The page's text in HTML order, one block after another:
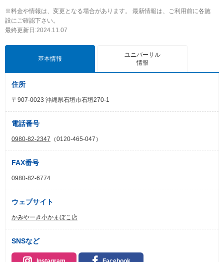
※料金や情報は、変更となる場合があります。 最新情報は、ご利用前に各施
設にご確認下さい。
最終更新日:2024.11.07
基本情報
ユニバーサル
情報
住所
〒907-0023 沖縄県石垣市石垣270-1
電話番号
0980-82-2347 （0120-465-047）
FAX番号
0980-82-6774
ウェブサイト
かみやーき小かまぼこ店
SNSなど